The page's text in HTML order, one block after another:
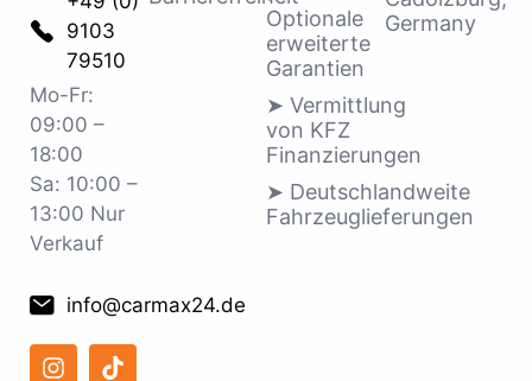
9103
79510
Mo-Fr:
09:00 –
18:00
Sa: 10:00 –
13:00 Nur
Verkauf
info@carmax24.de
Optionale
erweiterte
Garantien
➤ Vermittlung
von KFZ
Finanzierungen
➤ Deutschlandweite
Fahrzeuglieferungen
Germany